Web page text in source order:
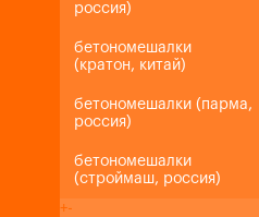
россия)
бетономешалки
(кратон, китай)
бетономешалки (парма,
россия)
бетономешалки
(строймаш, россия)
+-